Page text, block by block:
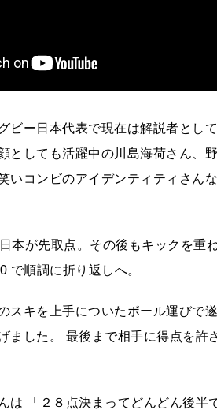
ビー日本代表で現在は解説者とし
としても活躍中の川島海荷さん、
いコンビのアイデンティティさん
本が先取点。その後もキックを重
で順調に折り返しへ。
スキを上手についたボール運びで
ました。 最後まで相手に得点を
は 「２８点決まってどんどん後